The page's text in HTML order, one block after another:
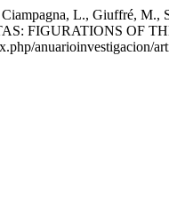
L., Giuffré,
FIGURATIONS OF
anuarioinvestigacion/